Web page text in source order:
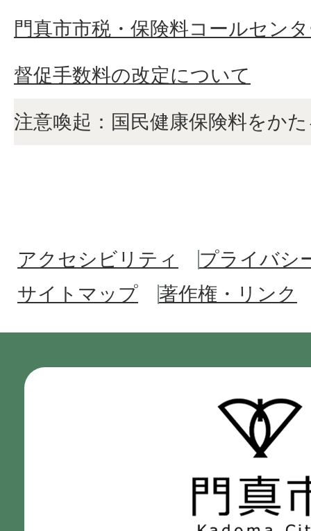
門真市市税・保険料コールセン
督促手数料の改定について
注意喚起：国民健康保険料をか
アクセシビリティ
プライバシ
サイトマップ
著作権・リンク
市
Kadoma